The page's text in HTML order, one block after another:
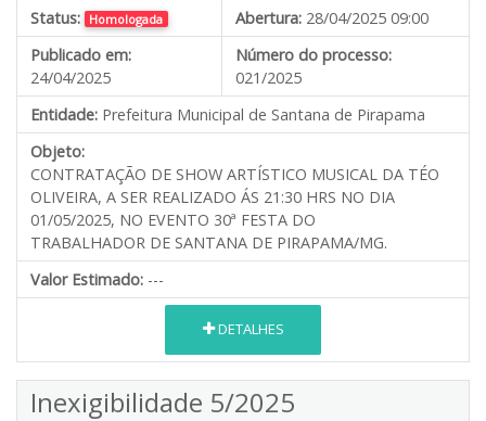
Status: Homologada Abertura: 28/04/2025 09:00
Publicado em:
24/04/2025
Número do processo:
021/2025
Entidade: Prefeitura Municipal de Santana de Pirapama
Objeto:
CONTRATAÇÃO DE SHOW ARTÍSTICO MUSICAL DA TÉO
OLIVEIRA, A SER REALIZADO ÁS 21:30 HRS NO DIA
01/05/2025, NO EVENTO 30ª FESTA DO
TRABALHADOR DE SANTANA DE PIRAPAMA/MG.
Valor Estimado: ---
DETALHES
Inexigibilidade 5/2025